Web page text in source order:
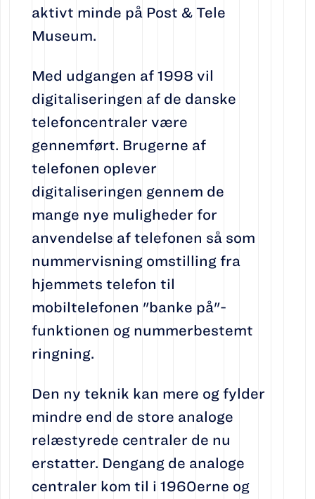
aktivt minde på Post & Tele
Museum.
Med udgangen af 1998 vil
digitaliseringen af de danske
telefoncentraler være
gennemført. Brugerne af
telefonen oplever
digitaliseringen gennem de
mange nye muligheder for
anvendelse af telefonen så som
nummervisning omstilling fra
hjemmets telefon til
mobiltelefonen "banke på"-
funktionen og nummerbestemt
ringning.
Den ny teknik kan mere og fylder
mindre end de store analoge
relæstyrede centraler de nu
erstatter. Dengang de analoge
centraler kom til i 1960erne og